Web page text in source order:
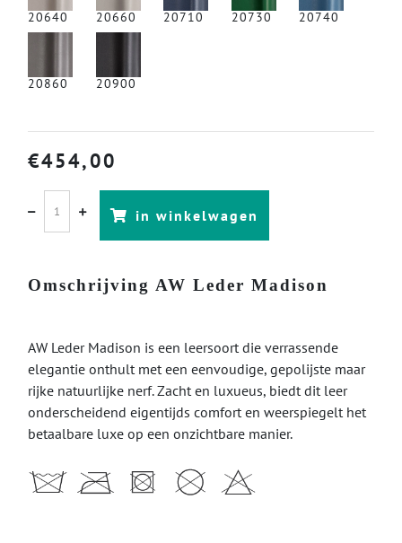
20640 20660 20710 20730 20740
20860 20900
€454,00
in winkelwagen
Omschrijving AW Leder Madison
AW Leder Madison is een leersoort die verrassende
elegantie onthult met een eenvoudige, gepolijste maar
rijke natuurlijke nerf. Zacht en luxueus, biedt dit leer
onderscheidend eigentijds comfort en weerspiegelt het
betaalbare luxe op een onzichtbare manier.